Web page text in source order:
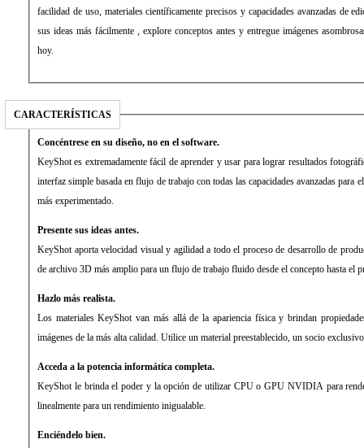
facilidad de uso, materiales científicamente precisos y capacidades avanzadas de
sus ideas más fácilmente , explore conceptos antes y entregue imágenes
hoy.
CARACTERÍSTICAS
Concéntrese en su diseño, no en el software.
KeyShot es extremadamente fácil de aprender y usar para lograr resultados
interfaz simple basada en flujo de trabajo con todas las capacidades avanzadas para
más experimentado.
Presente sus ideas antes.
KeyShot aporta velocidad visual y agilidad a todo el proceso de desarrollo de
de archivo 3D más amplio para un flujo de trabajo fluido desde el concepto hasta el
Hazlo más realista.
Los materiales KeyShot van más allá de la apariencia física y brindan
imágenes de la más alta calidad. Utilice un material preestablecido, un socio
Acceda a la potencia informática completa.
KeyShot le brinda el poder y la opción de utilizar CPU o GPU NVIDIA para
linealmente para un rendimiento inigualable.
Enciéndelo bien.